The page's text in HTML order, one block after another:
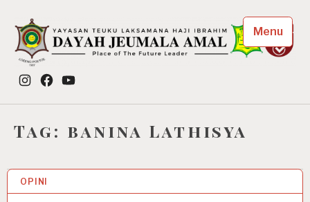
content
Dayah Jeumala Amal
Place of The Future Leader
Instagram
FacebookYouTube
Menu
Tag: banina Lathisya
OPINI
18 SEP 2025